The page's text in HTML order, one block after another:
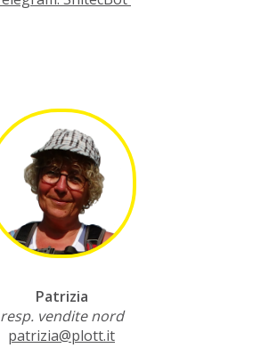
Patrizia
resp. vendite nord
patrizia@plott.it